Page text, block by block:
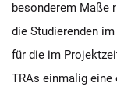
besonderem Maße
die Studierenden
für die im
TRAs einmalig